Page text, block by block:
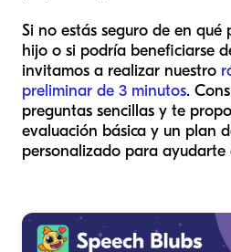
Si no estás seguro de en
hijo o si podría beneficiarse
invitamos a realizar nuestro
preliminar de 3 minutos.
preguntas sencillas y te
evaluación básica y un plan
personalizado para ayudarte